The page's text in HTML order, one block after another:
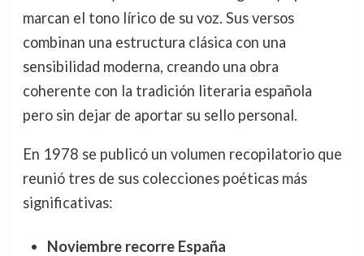
marcan el tono lírico de su voz. Sus versos
combinan una estructura clásica con una
sensibilidad moderna, creando una obra
coherente con la tradición literaria española
pero sin dejar de aportar su sello personal.
En 1978 se publicó un volumen recopilatorio que
reunió tres de sus colecciones poéticas más
significativas:
Noviembre recorre España